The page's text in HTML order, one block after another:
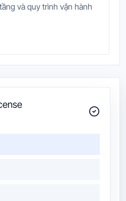
và quy trình vận hành